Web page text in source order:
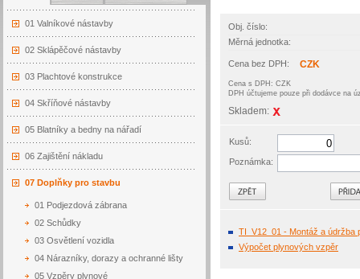
01 Valníkové nástavby
02 Sklápěčové nástavby
03 Plachtové konstrukce
04 Skříňové nástavby
05 Blatníky a bedny na nářadí
06 Zajištění nákladu
07 Doplňky pro stavbu
01 Podjezdová zábrana
02 Schůdky
03 Osvětlení vozidla
04 Nárazníky, dorazy a ochranné lišty
05 Vzpěry plynové
Obj. číslo:
Měrná jednotka:
Cena bez DPH: CZK
Cena s DPH: CZK
DPH účtujeme pouze při dodávce na
Skladem:
Kusů:
Poznámka:
Zpět
TI_V12_01 - Montáž a údržba
Výpočet plynových vzpěr